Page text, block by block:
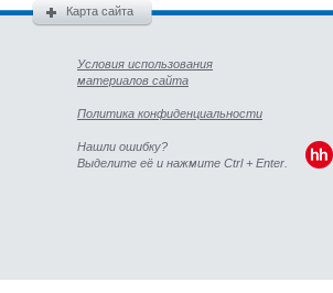
Карта сайта
Условия использования
материалов сайта
Политика конфиденциальности
Нашли ошибку?
Выделите её и нажмите Ctrl + Enter.